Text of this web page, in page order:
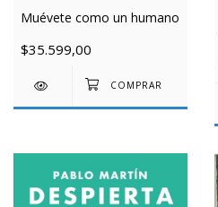
Muévete como un humano
$35.599,00